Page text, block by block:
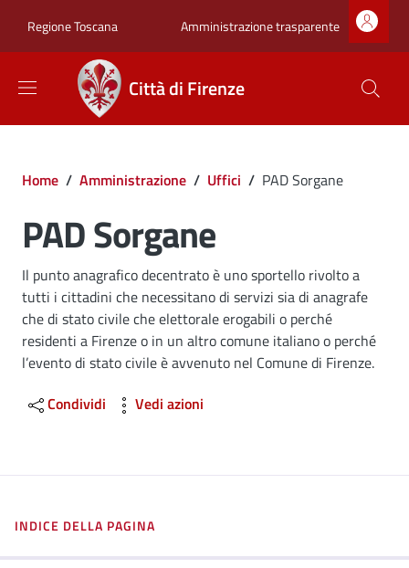
Regione Toscana Zona superiore
Amministrazione trasparente
Città di Firenze
Briciole di pane
Home / Amministrazione / Uffici / PAD Sorgane
PAD Sorgane
Dettagli
Il punto anagrafico decentrato è uno sportello rivolto a
tutti i cittadini che necessitano di servizi sia di anagrafe
che di stato civile che elettorale erogabili o perché
residenti a Firenze o in un altro comune italiano o perché
l’evento di stato civile è avvenuto nel Comune di Firenze.
Condividi
Vedi azioni
INDICE DELLA PAGINA